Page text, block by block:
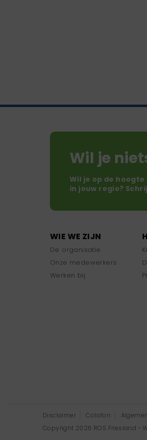
Wil je
Wil je op de
in jouw regio?
WIE WE ZIJN
De organisatie
Onze medewerkers
Werken bij
Disclaimer Colofon
Copyright 2026 ROS Friesland -